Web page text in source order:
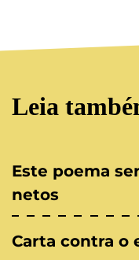
Leia
Este poema
netos
Carta contra o